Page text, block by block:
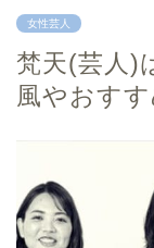
女性芸人
梵天(芸人)
風やおす